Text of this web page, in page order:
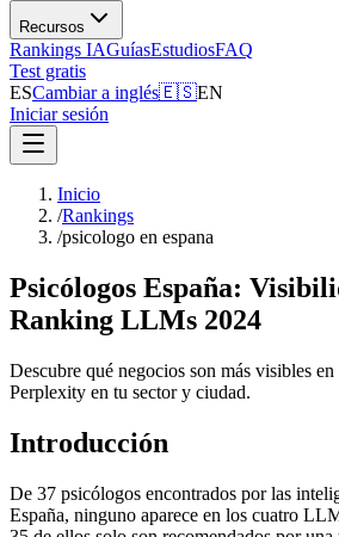
Recursos
Rankings IAGuíasEstudiosFAQ
Test gratis
ESCambiar a inglés🇪🇸EN
Iniciar sesión
Inicio
/Rankings
/psicologo en espana
Psicólogos España:
Ranking LLMs 2024
Descubre qué negocios son más visibles
Perplexity en tu sector y ciudad.
Introducción
De 37 psicólogos encontrados por las
España, ninguno aparece en los cuatro